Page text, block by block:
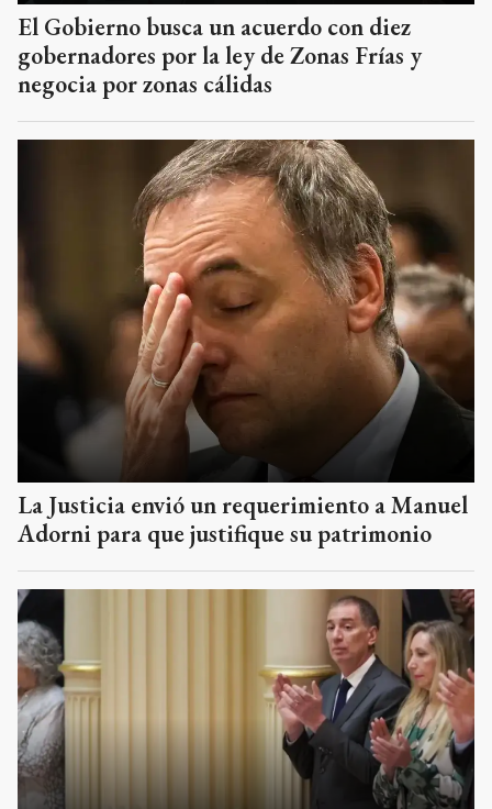
El Gobierno busca un acuerdo con diez
gobernadores por la ley de Zonas Frías y
negocia por zonas cálidas
La Justicia envió un requerimiento a Manuel
Adorni para que justifique su patrimonio